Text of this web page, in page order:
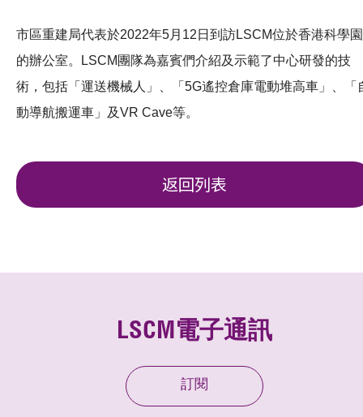
市區重建局代表於2022年5月12日到訪LSCM位於香港科學園
的辦公室。LSCM團隊為嘉賓們介紹及示範了中心研發的技
術，包括「運送機械人」、「5G遙控倉庫電動堆高車」、「
動導航搬運車」及VR Cave等。
返回列表
LSCM電子通訊
訂閱